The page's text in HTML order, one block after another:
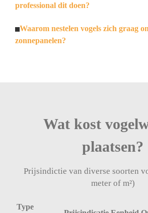
professional dit doen?
Waarom nestelen vogels zich graag
zonnepanelen?
Wat kost
plaatsen?
Prijsindictie van diverse soorten
meter of m²)
Type